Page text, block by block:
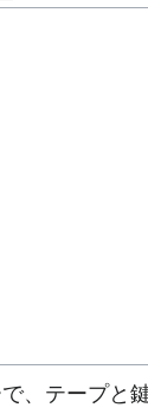
、テープと